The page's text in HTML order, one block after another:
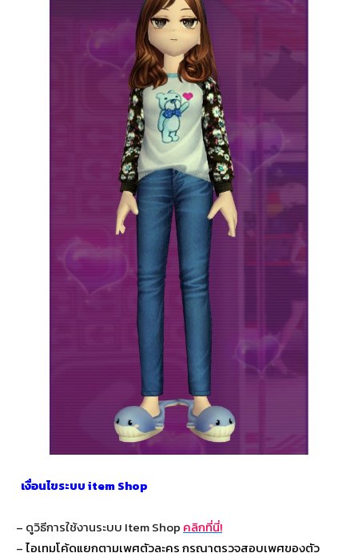
เงื่อนไขระบบ item Shop
– ดูวิธีการใช้งานระบบ Item Shop คลิกที่นี่!
–ไอเทมโค้ดแยกตามเพศตัวละคร กรุณาตรวจสอบเพศของตัว